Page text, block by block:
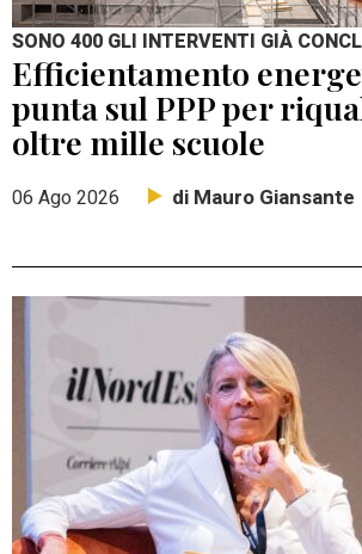
SONO 400 GLI INTERVENTI GIÀ
Efficientamento
punta sul PPP per
oltre mille scuole
06 Ago 2026 di Mauro Giansante